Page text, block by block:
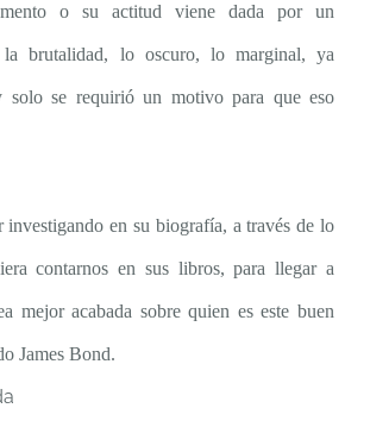
o su actitud viene dada por un
la brutalidad, lo oscuro, lo marginal, ya
solo se requirió un motivo para que eso
investigando en su biografía, a través de lo
contarnos en sus libros, para llegar a
mejor acabada sobre quien es este buen
James Bond.